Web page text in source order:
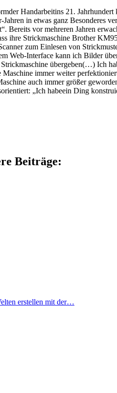
Handarbeitins 21.
Jahren in etwas ganz Besonderes
Bereits vor mehreren Jahren
ihre Strickmaschine Brother
zum Einlesen von
Web-Interface kann ich Bilder
übergeben(…) Ich
Maschine immer weiter
auch immer größer
„Ich habeein Ding
Beiträge:
erstellen mit der…